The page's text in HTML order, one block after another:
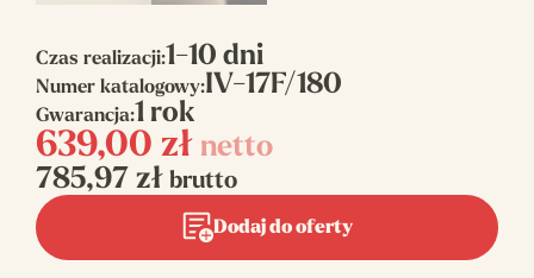
Czas realizacji:1-10 dni
Numer katalogowy:IV-17F/180
Gwarancja:1 rok
639,00 zł netto
785,97 zł brutto
Dodaj do oferty